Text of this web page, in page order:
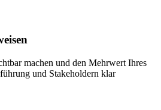
machen und den Mehrwert Ihres
und Stakeholdern klar